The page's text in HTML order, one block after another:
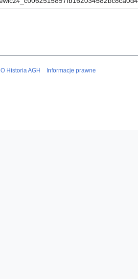
O Historia AGH Informacje prawne